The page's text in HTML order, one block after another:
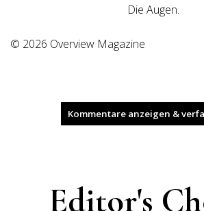
Die Augen.
© 2026 Overview Magazine
Kommentare anzeigen &
Editor's